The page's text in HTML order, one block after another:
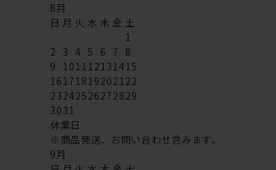
8月
日 月 火 水 木 金 土
1
2 3 4 5 6 7 8
9 101112131415
16171819202122
23242526272829
3031
休業日
※商品発送、お問い合わせ含みます。
9月